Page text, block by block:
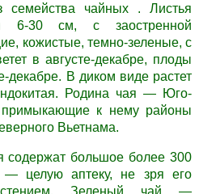
семейства чайных . Листья
6-30 см, с заостренной
кожистые, темно-зеленые, с
в августе-декабре, плоды
декабре. В диком виде растет
Родина чая — Юго-
к нему районы
Вьетнама.
содержат большое более 300
— целую аптеку, не зря его
Зеленый чай —